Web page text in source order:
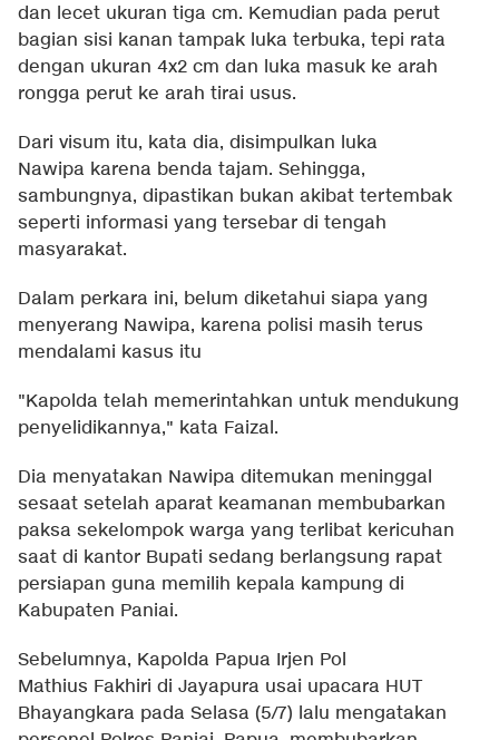
dan lecet ukuran tiga cm. Kemudian pada perut
bagian sisi kanan tampak luka terbuka, tepi rata
dengan ukuran 4x2 cm dan luka masuk ke arah
rongga perut ke arah tirai usus.
Dari visum itu, kata dia, disimpulkan luka
Nawipa karena benda tajam. Sehingga,
sambungnya, dipastikan bukan akibat tertembak
seperti informasi yang tersebar di tengah
masyarakat.
Dalam perkara ini, belum diketahui siapa yang
menyerang Nawipa, karena polisi masih terus
mendalami kasus itu
"Kapolda telah memerintahkan untuk mendukung
penyelidikannya," kata Faizal.
Dia menyatakan Nawipa ditemukan meninggal
sesaat setelah aparat keamanan membubarkan
paksa sekelompok warga yang terlibat kericuhan
saat di kantor Bupati sedang berlangsung rapat
persiapan guna memilih kepala kampung di
Kabupaten Paniai.
Sebelumnya, Kapolda Papua Irjen Pol
Mathius Fakhiri di Jayapura usai upacara HUT
Bhayangkara pada Selasa (5/7) lalu mengatakan